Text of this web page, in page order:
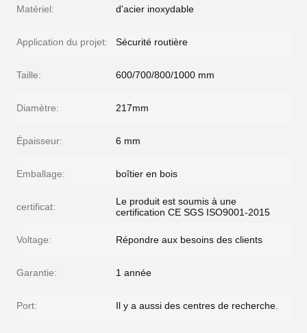
Matériel: d'acier inoxydable
Application du projet: Sécurité routière
Taille: 600/700/800/1000 mm
Diamètre: 217mm
Épaisseur: 6 mm
Emballage: boîtier en bois
certificat:
Le produit est soumis à une
certification CE SGS ISO9001-2015
Voltage: Répondre aux besoins des clients
Garantie: 1 année
Port: Il y a aussi des centres de recherche.